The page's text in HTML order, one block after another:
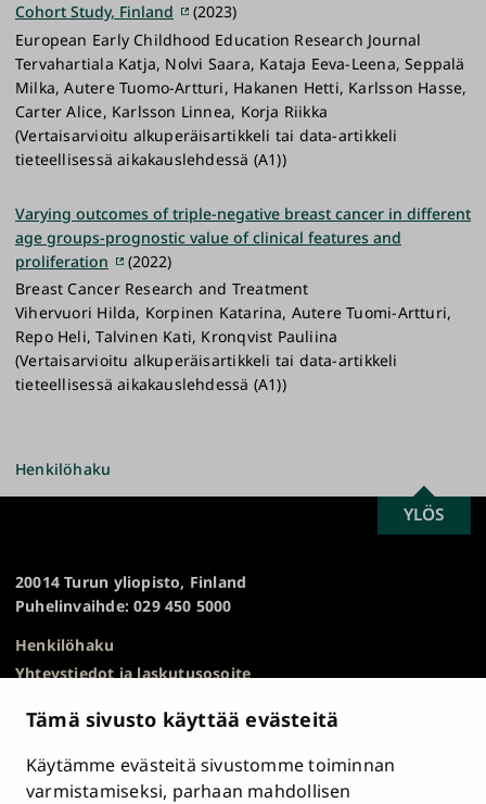
Tämä sivusto käyttää evästeitä
Käytämme evästeitä sivustomme toiminnan
varmistamiseksi, parhaan mahdollisen
Cohort Study, Finland
(2023)
European Early Childhood Education Research Journal
Tervahartiala Katja, Nolvi Saara, Kataja Eeva-Leena, Seppalä
Milka, Autere Tuomo-Artturi, Hakanen Hetti, Karlsson Hasse,
Carter Alice, Karlsson Linnea, Korja Riikka
(Vertaisarvioitu alkuperäisartikkeli tai data-artikkeli
tieteellisessä aikakauslehdessä (A1))
Varying outcomes of triple-negative breast cancer in different
age groups-prognostic value of clinical features and
proliferation
(2022)
Breast Cancer Research and Treatment
Vihervuori Hilda, Korpinen Katarina, Autere Tuomi-Artturi,
Repo Heli, Talvinen Kati, Kronqvist Pauliina
(Vertaisarvioitu alkuperäisartikkeli tai data-artikkeli
tieteellisessä aikakauslehdessä (A1))
Henkilöhaku
20014 Turun yliopisto, Finland
Puhelinvaihde: 029 450 5000
Henkilöhaku
Yhteystiedot ja laskutusosoite
HR Excellence in Research
Tietosuojailmoitus
Asiakirjajulkisuuskuvaus ja tietopyynnöt
SCROLL
TO
YLÖS